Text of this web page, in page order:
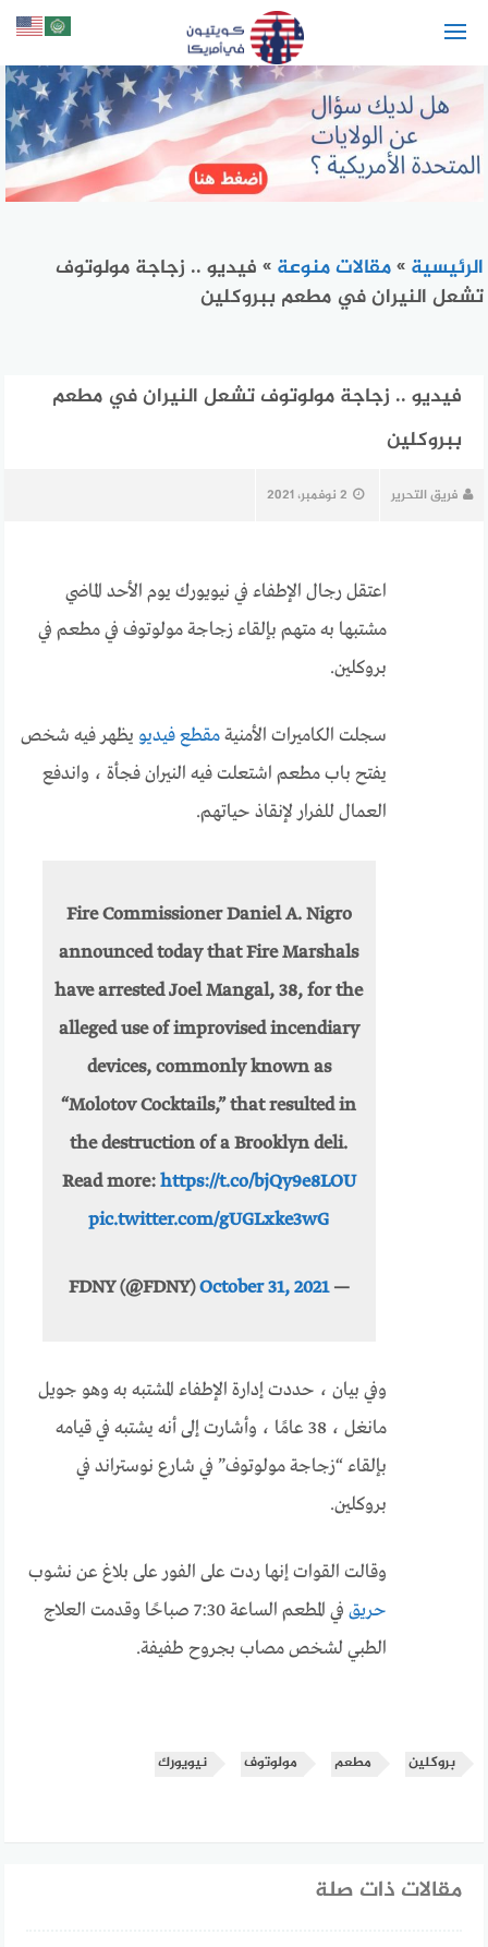
الرئيسية »مقالات منوعة » فيديو .. زجاجة مولوتوف
تشعل النيران في مطعم ببروكلين
فيديو .. زجاجة مولوتوف تشعل النيران في مطعم
ببروكلين
فريق التحرير 2 نوفمبر، 2021
اعتقل رجال الإطفاء في نيويورك يوم الأحد الماضي
مشتبها به متهم بإلقاء زجاجة مولوتوف في مطعم في
بروكلين.
سجلت الكاميرات الأمنيةمقطع فيديو يظهر فيه شخص
يفتح باب مطعم اشتعلت فيه النيران فجأة ، واندفع
العمال للفرار لإنقاذ حياتهم.
Fire Commissioner Daniel A. Nigro
announced today that Fire Marshals
have arrested Joel Mangal, 38, for the
alleged use of improvised incendiary
devices, commonly known as
“Molotov Cocktails,” that resulted in
the destruction of a Brooklyn deli.
Read more:https://t.co/bjQy9e8LOU
pic.twitter.com/gUGLxke3wG
— FDNY (@FDNY)
October 31, 2021
وفي بيان ، حددت إدارة الإطفاء المشتبه به وهو جويل
مانغل ، 38 عامًا ، وأشارت إلى أنه يشتبه في قيامه
بإلقاء “زجاجة مولوتوف” في شارع نوستراند في
بروكلين.
وقالت القوات إنها ردت على الفور على بلاغ عن نشوب
حريق
في المطعم الساعة 7:30 صباحًا وقدمت العلاج
الطبي لشخص مصاب بجروح طفيفة.
بروكلين مطعم مولوتوف نيويورك
مقالات ذات صلة